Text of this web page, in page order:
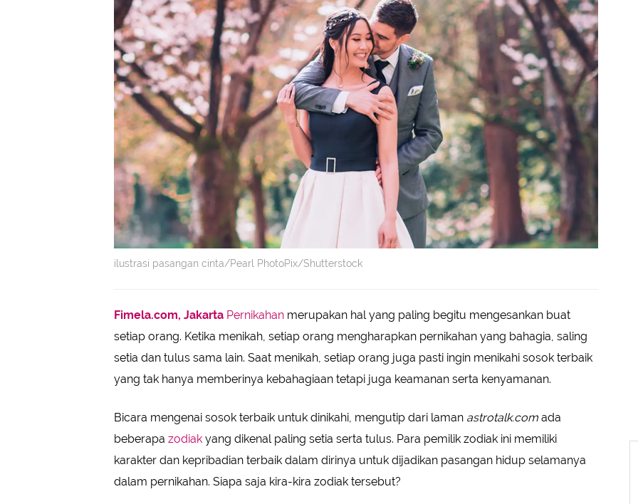
ilustrasi pasangan cinta/Pearl PhotoPix/Shutterstock
Fimela.com, Jakarta Pernikahan merupakan hal yang paling begitu mengesankan buat
setiap orang. Ketika menikah, setiap orang mengharapkan pernikahan yang bahagia, saling
setia dan tulus sama lain. Saat menikah, setiap orang juga pasti ingin menikahi sosok terbaik
yang tak hanya memberinya kebahagiaan tetapi juga keamanan serta kenyamanan.
Bicara mengenai sosok terbaik untuk dinikahi, mengutip dari laman astrotalk.com ada
beberapa zodiak yang dikenal paling setia serta tulus. Para pemilik zodiak ini memiliki
karakter dan kepribadian terbaik dalam dirinya untuk dijadikan pasangan hidup selamanya
dalam pernikahan. Siapa saja kira-kira zodiak tersebut?